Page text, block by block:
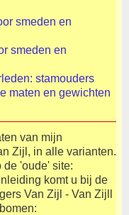
smeden en
smeden en
stamouders
maten en gewichten
van mijn
Zijl, in alle varianten.
'oude' site:
komt u bij de
Van Zijl - Van Zijll